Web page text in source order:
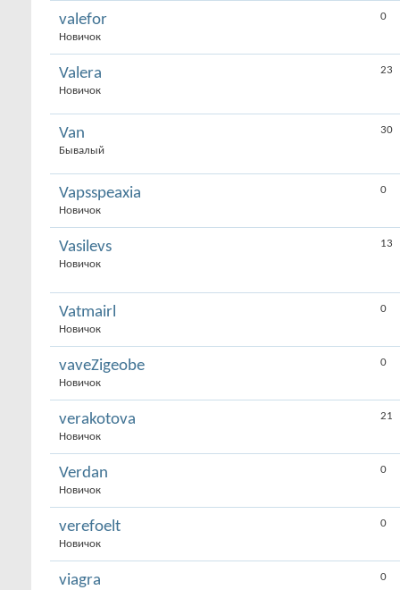
valefor
Новичок
0
Valera
Новичок
23
Van
Бывалый
30
Vapsspeaxia
Новичок
0
Vasilevs
Новичок
13
Vatmairl
Новичок
0
vaveZigeobe
Новичок
0
verakotova
Новичок
21
Verdan
Новичок
0
verefoelt
Новичок
0
viagra 0